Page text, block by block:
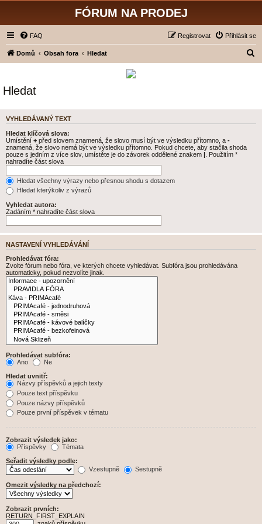
FÓRUM NA PRODEJ
FAQ Přihlásit se
Registrovat
Domů Obsah fora Hledat
a
t
Hledat
VYHLEDÁVANÝ TEXT
Hledat klíčová slova:
Umístění + před slovem znamená, že slovo musí být ve výsledku přítomno, a -
znamená, že slovo nemá být ve výsledku přítomno. Pokud chcete, aby stačila shoda
pouze s jedním z více slov, umístěte je do závorek oddělené znakem | . Použitím *
nahradíte část slova
Hledat všechny výrazy nebo přesnou shodu s dotazem
Hledat kterýkoliv z výrazů
Vyhledat autora:
Zadáním * nahradíte část slova
NASTAVENÍ VYHLEDÁVÁNÍ
Prohledávat fóra:
Zvolte fórum nebo fóra, ve kterých chcete vyhledávat. Subfóra jsou prohledávána
automaticky, pokud nezvolíte jinak.
Prohledávat subfóra:
Ano
Ne
Hledat uvnitř:
Názvy příspěvků a jejich texty
Pouze text příspěvku
Pouze názvy příspěvků
Pouze první příspěvek v tématu
Zobrazit výsledek jako:
Příspěvky
Témata
Seřadit výsledky podle:
Vzestupně
Sestupně
Omezit výsledky na předchozí:
Zobrazit prvních:
RETURN_FIRST_EXPLAIN